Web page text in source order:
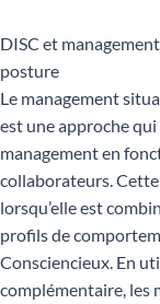
DISC et
posture
Le management
est une approche
management en
collaborateurs.
lorsqu’elle est
profils de
Consciencieux. En
complémentaire, les